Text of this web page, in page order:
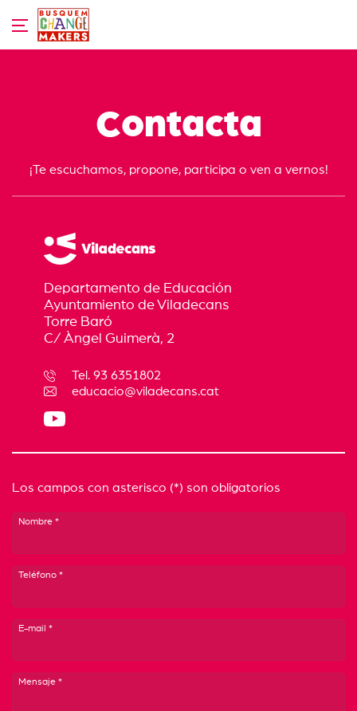
content
Contacta
¡Te escuchamos, propone, participa o ven a vernos!
Departamento de Educación
Ayuntamiento de Viladecans
Torre Baró
C/ Àngel Guimerà, 2
Tel. 93 6351802
educacio@viladecans.cat
Los campos con asterisco (*) son obligatorios
Nombre *
Teléfono *
E-mail *
Mensaje *